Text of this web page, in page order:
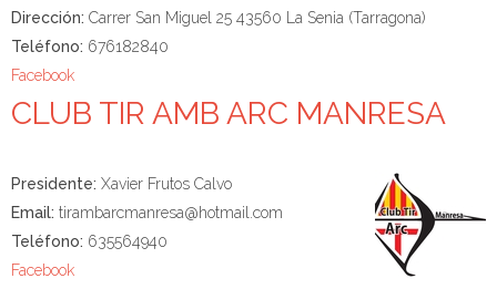
Dirección: Carrer San Miguel 25 43560 La Senia (Tarragona)
Teléfono: 676182840
Facebook
CLUB TIR AMB ARC MANRESA
Presidente: Xavier Frutos Calvo
Email: tirambarcmanresa@hotmail.com
Teléfono: 635564940
Facebook